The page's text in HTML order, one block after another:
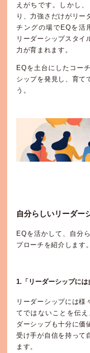
えがちです。しかし
り、力強さだけがリー
チングの場でEQを活
リーダーシップスタイ
力が育まれます。
EQを土台にしたコー
シップを発見し、育て
う。
自分らしいリーダー
EQを活かして、自分
プローチを紹介します。
1.「リーダーシップには
リーダーシップには様
てではないことを伝
ダーシップも十分に価
受け手が自信を持って
ます。